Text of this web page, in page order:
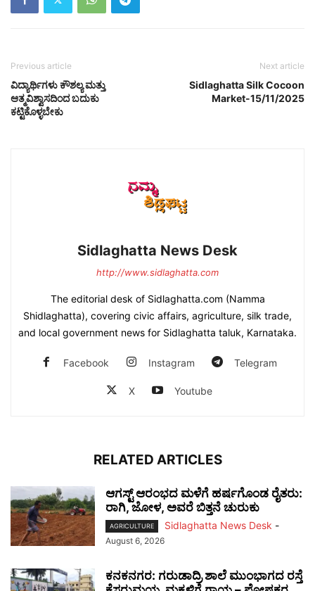
Previous article
ವಿದ್ಯಾರ್ಥಿಗಳು ಕೌಶಲ್ಯ ಮತ್ತು
ಆತ್ಮವಿಶ್ವಾಸದಿಂದ ಬದುಕು
ಕಟ್ಟಿಕೊಳ್ಳಬೇಕು
Next article
Sidlaghatta Silk Cocoon
Market-15/11/2025
Sidlaghatta News Desk
http://www.sidlaghatta.com
The editorial desk of Sidlaghatta.com (Namma
Shidlaghatta), covering civic affairs, agriculture, silk trade,
and local government news for Sidlaghatta taluk, Karnataka.
Facebook Instagram Telegram
X Youtube
RELATED ARTICLES
ಆಗಸ್ಟ್ ಆರಂಭದ ಮಳೆಗೆ ಹರ್ಷಗೊಂಡ ರೈತರು:
ರಾಗಿ, ಜೋಳ, ಅವರೆ ಬಿತ್ತನೆ ಚುರುಕು
AGRICULTURE Sidlaghatta News Desk -
August 6, 2026
ಕನಕನಗರ: ಗರುಡಾದ್ರಿ ಶಾಲೆ ಮುಂಭಾಗದ ರಸ್ತೆ